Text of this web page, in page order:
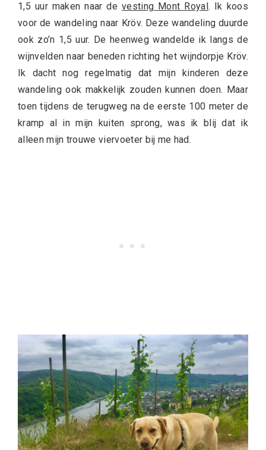
1,5 uur maken naar de vesting Mont Royal. Ik koos
voor de wandeling naar Kröv. Deze wandeling duurde
ook zo’n 1,5 uur. De heenweg wandelde ik langs de
wijnvelden naar beneden richting het wijndorpje Kröv.
Ik dacht nog regelmatig dat mijn kinderen deze
wandeling ook makkelijk zouden kunnen doen. Maar
toen tijdens de terugweg na de eerste 100 meter de
kramp al in mijn kuiten sprong, was ik blij dat ik
alleen mijn trouwe viervoeter bij me had.